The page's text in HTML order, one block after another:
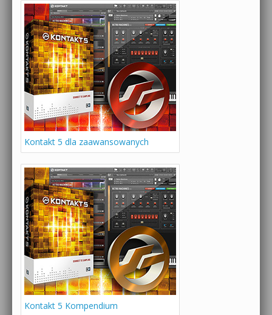
Kontakt 5 dla zaawansowanych
Kontakt 5 Kompendium